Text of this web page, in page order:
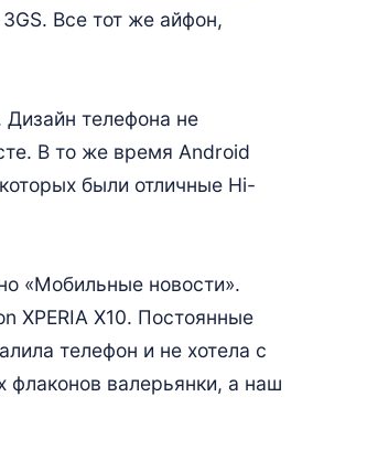
Все тот же айфон,
телефона не
В то же время Android
были отличные Hi-
«Мобильные новости».
XPERIA X10. Постоянные
телефон и не хотела с
флаконов валерьянки, а наш